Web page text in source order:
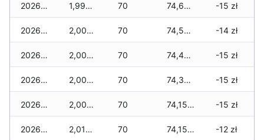
2026-02-03 1,995 zł 70 74,615 zł -15 zł
2026-02-02 2,000 zł 70 74,595 zł -14 zł
2026-02-01 2,000 zł 70 74,425 zł -15 zł
2026-01-31 2,000 zł 70 74,340 zł -15 zł
2026-01-30 2,000 zł 70 74,150 zł -15 zł
2026-01-29 2,010 zł 70 74,150 zł -12 zł